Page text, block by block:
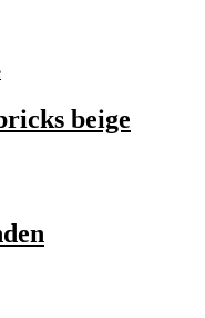
beige